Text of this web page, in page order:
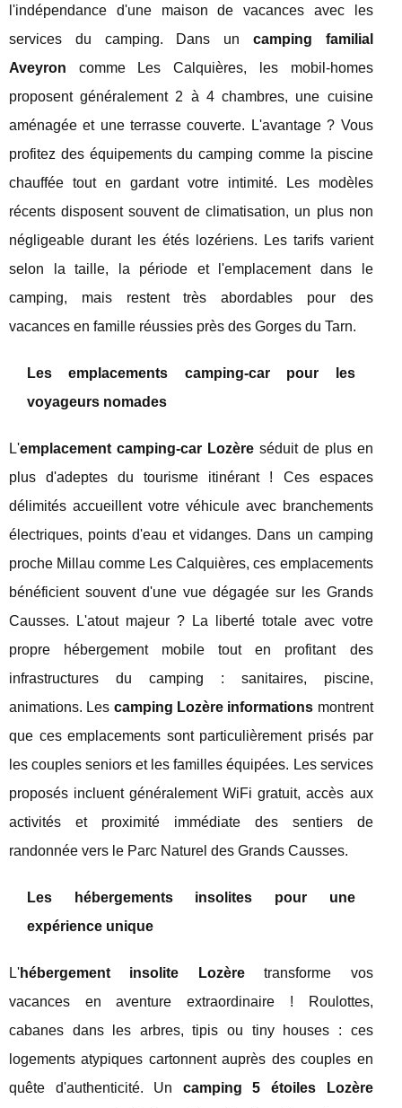
l'indépendance d'une maison de vacances avec les
services du camping. Dans un camping familial
Aveyron comme Les Calquières, les mobil-homes
proposent généralement 2 à 4 chambres, une cuisine
aménagée et une terrasse couverte. L'avantage ? Vous
profitez des équipements du camping comme la piscine
chauffée tout en gardant votre intimité. Les modèles
récents disposent souvent de climatisation, un plus non
négligeable durant les étés lozériens. Les tarifs varient
selon la taille, la période et l'emplacement dans le
camping, mais restent très abordables pour des
vacances en famille réussies près des Gorges du Tarn.
Les emplacements camping-car pour les
voyageurs nomades
L'emplacement camping-car Lozèreséduit de plus en
plus d'adeptes du tourisme itinérant ! Ces espaces
délimités accueillent votre véhicule avec branchements
électriques, points d'eau et vidanges. Dans un camping
proche Millau comme Les Calquières, ces emplacements
bénéficient souvent d'une vue dégagée sur les Grands
Causses. L'atout majeur ? La liberté totale avec votre
propre hébergement mobile tout en profitant des
infrastructures du camping : sanitaires, piscine,
animations. Les camping Lozère informations montrent
que ces emplacements sont particulièrement prisés par
les couples seniors et les familles équipées. Les services
proposés incluent généralement WiFi gratuit, accès aux
activités et proximité immédiate des sentiers de
randonnée vers le Parc Naturel des Grands Causses.
Les hébergements insolites pour une
expérience unique
L'hébergement insolite Lozèretransforme vos
vacances en aventure extraordinaire ! Roulottes,
cabanes dans les arbres, tipis ou tiny houses : ces
logements atypiques cartonnent auprès des couples en
quête d'authenticité. Un camping 5 étoiles Lozère